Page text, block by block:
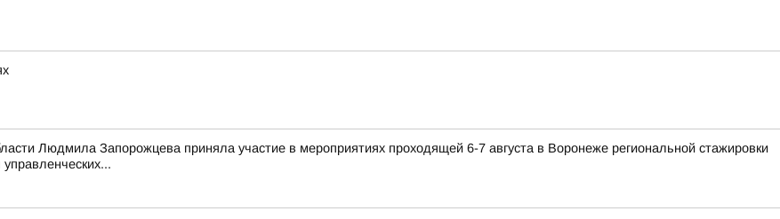
Людмила Запорожцева приняла участие в мероприятиях проходящей 6-7 августа в Воронеже региональной стажировки